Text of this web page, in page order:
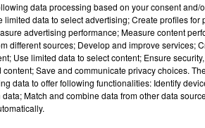
data processing based on your consent and/
data to select advertising; Create profiles
advertising performance; Measure content
different sources; Develop and improve services;
Use limited data to select content; Ensure
Save and communicate privacy choices.
data to offer following functionalities: Identify
Match and combine data from other data